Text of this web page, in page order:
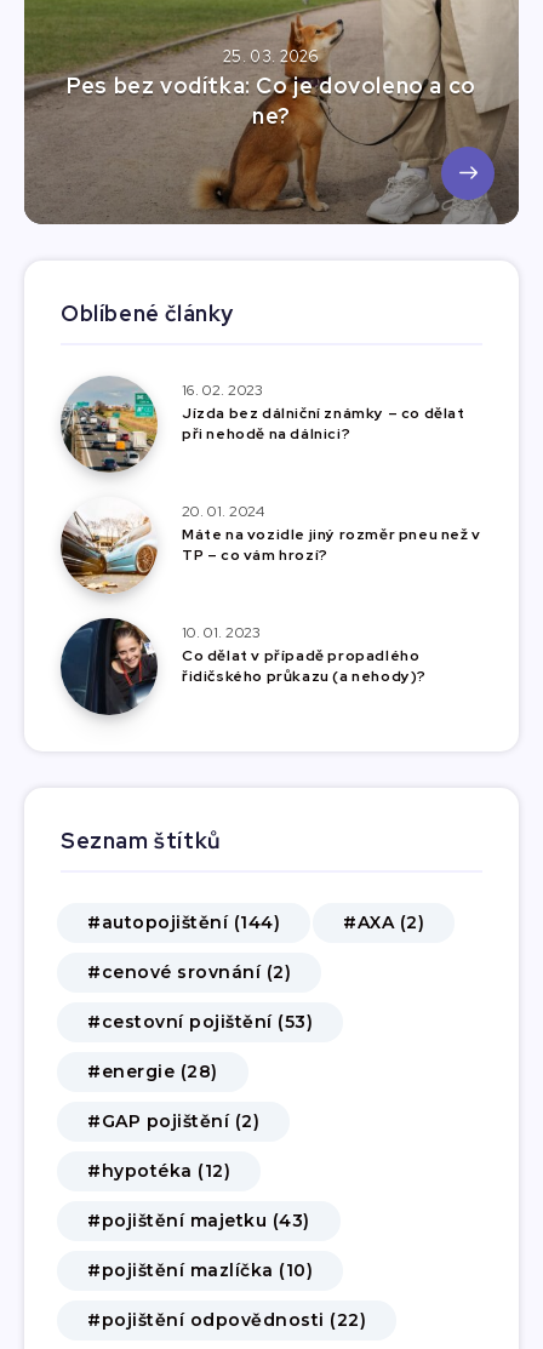
25. 03. 2026
Pes bez vodítka: Co je dovoleno a co
ne?
Oblíbené články
16. 02. 2023
Jízda bez dálniční známky – co dělat
při nehodě na dálnici?
20. 01. 2024
Máte na vozidle jiný rozměr pneu než v
TP – co vám hrozí?
10. 01. 2023
Co dělat v případě propadlého
řidičského průkazu (a nehody)?
Seznam štítků
#autopojištění (144) #AXA (2)
#cenové srovnání (2)
#cestovní pojištění (53)
#energie (28)
#GAP pojištění (2)
#hypotéka (12)
#pojištění majetku (43)
#pojištění mazlíčka (10)
#pojištění odpovědnosti (22)